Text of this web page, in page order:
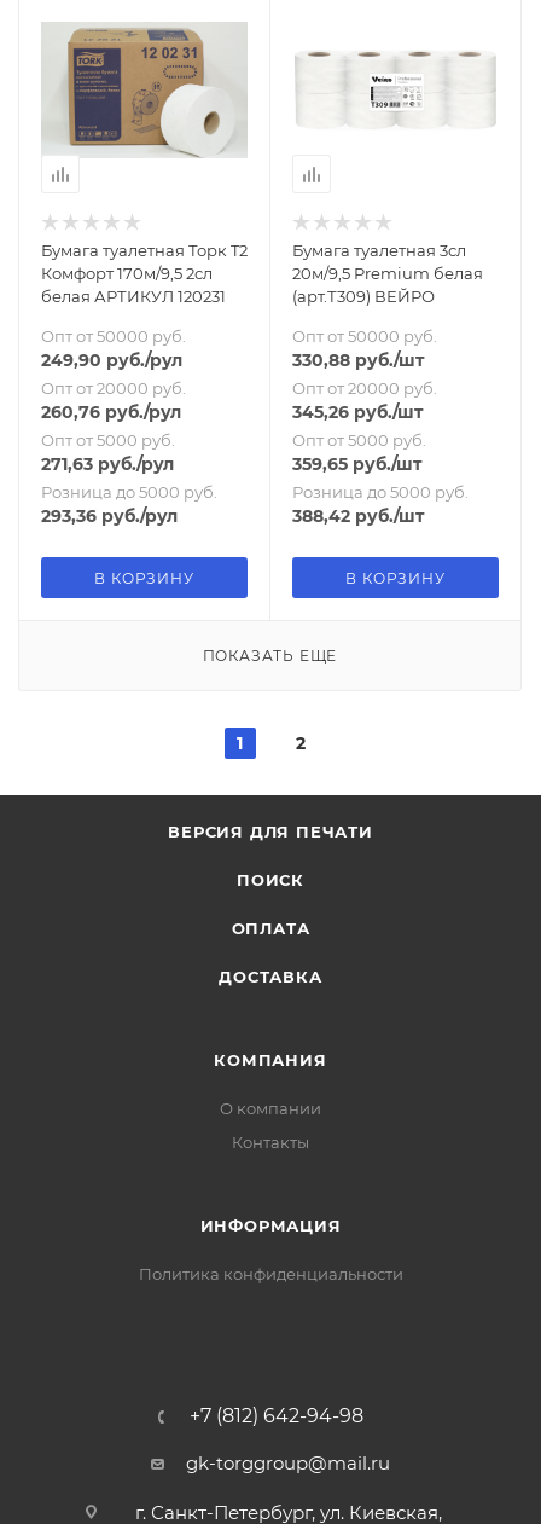
Бумага туалетная Торк T2
Комфорт 170м/9,5 2сл
белая АРТИКУЛ 120231
Опт от 50000 руб.
249,90 руб./рул
Опт от 20000 руб.
260,76 руб./рул
Опт от 5000 руб.
271,63 руб./рул
Розница до 5000 руб.
293,36 руб./рул
В КОРЗИНУ
Бумага туалетная 3сл
20м/9,5 Premium белая
(арт.Т309) ВЕЙРО
Опт от 50000 руб.
330,88 руб./шт
Опт от 20000 руб.
345,26 руб./шт
Опт от 5000 руб.
359,65 руб./шт
Розница до 5000 руб.
388,42 руб./шт
В КОРЗИНУ
ПОКАЗАТЬ ЕЩЕ
1 2
ВЕРСИЯ ДЛЯ ПЕЧАТИ
ПОИСК
ОПЛАТА
ДОСТАВКА
КОМПАНИЯ
О компании
Контакты
ИНФОРМАЦИЯ
Политика конфиденциальности
+7 (812) 642-94-98
gk-torggroup@mail.ru
г. Санкт-Петербург, ул. Киевская,